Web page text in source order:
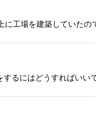
工場を建築していたの
るにはどうすればいい